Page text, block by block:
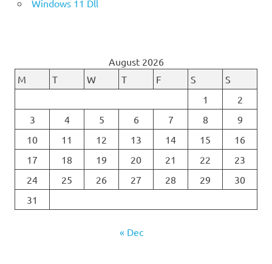
Windows 11 Dll
August 2026
M
T W T F S
S
1
2
3
4 5 6 7 8
9
10
11 12 13 14 15
16
17
18 19 20 21 22
23
24
25 26 27 28 29
30
31
« Dec